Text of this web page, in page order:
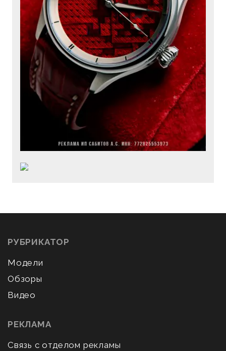
РУБРИКАТОР
Модели
Обзоры
Видео
РЕКЛАМА
Связь с отделом рекламы